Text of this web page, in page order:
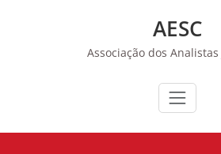
AESC
Associação dos